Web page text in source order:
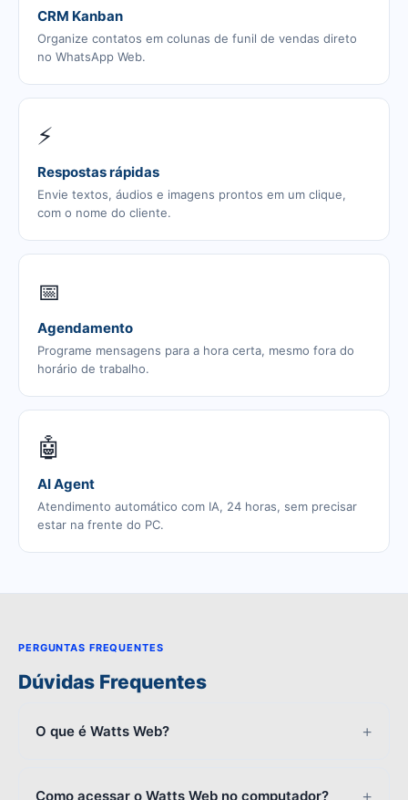
CRM Kanban
Organize contatos em colunas de funil de vendas direto
no WhatsApp Web.
⚡
Respostas rápidas
Envie textos, áudios e imagens prontos em um clique,
com o nome do cliente.
📅
Agendamento
Programe mensagens para a hora certa, mesmo fora do
horário de trabalho.
🤖
AI Agent
Atendimento automático com IA, 24 horas, sem precisar
estar na frente do PC.
PERGUNTAS FREQUENTES
Dúvidas Frequentes
O que é Watts Web?
Como acessar o Watts Web no computador?